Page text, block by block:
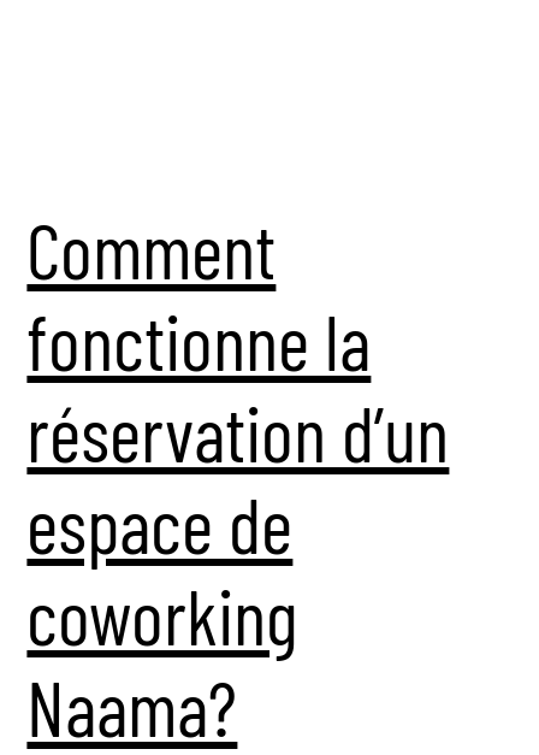
Comment
fonctionne la
réservation d’un
espace de
coworking
Naama?